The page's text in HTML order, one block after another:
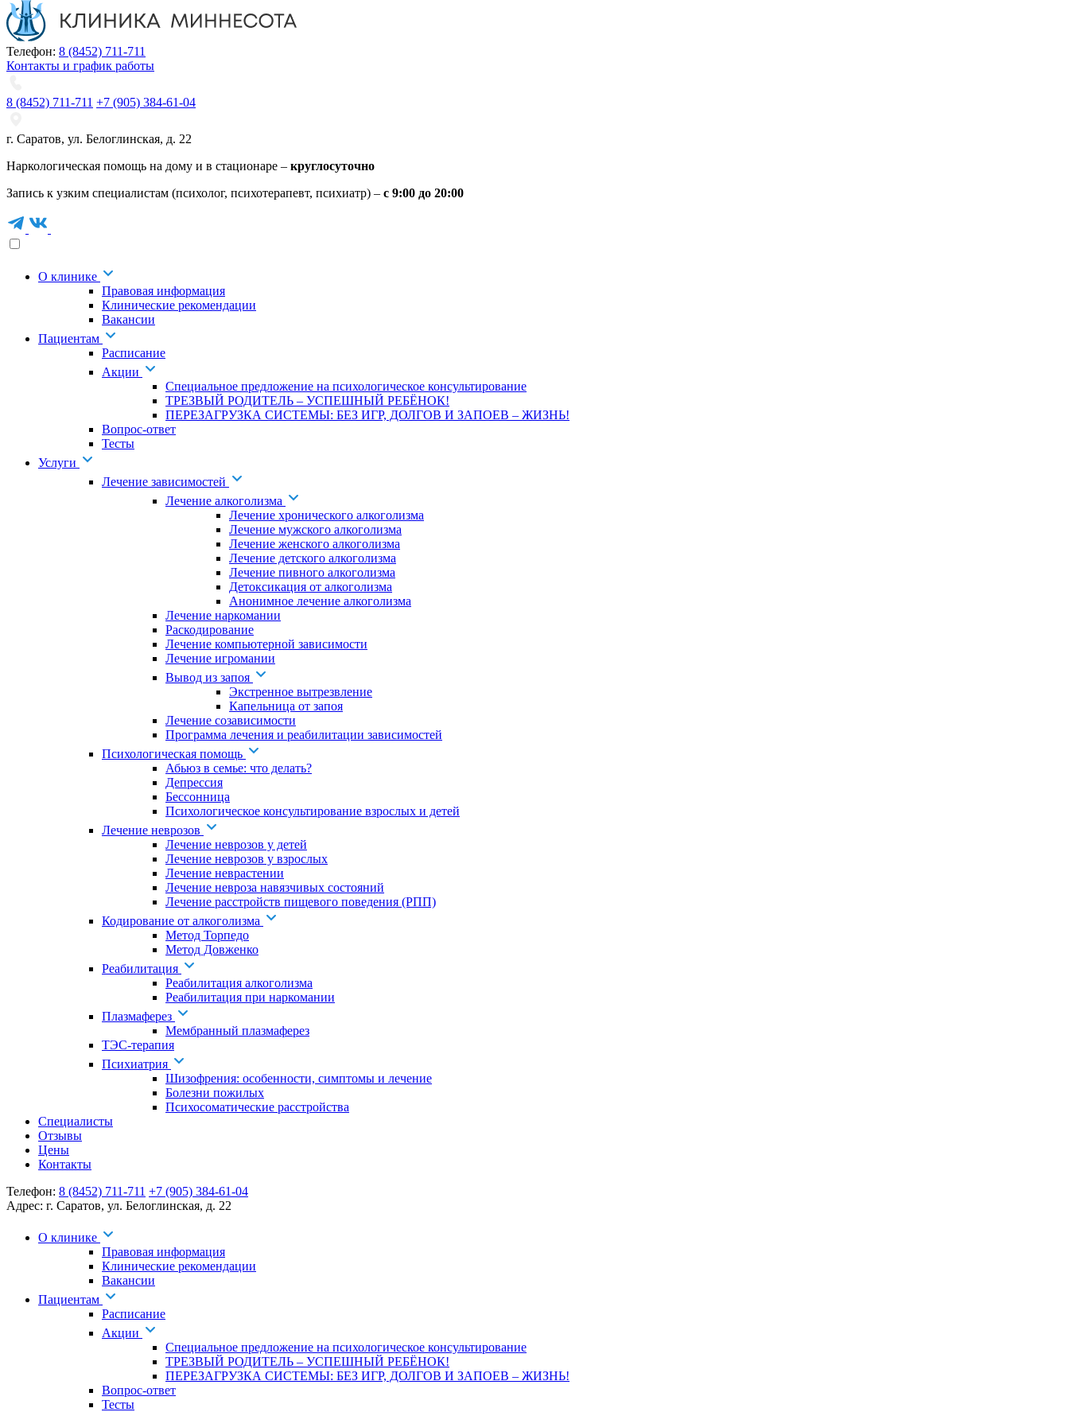
Телефон: 8 (8452) 711-711
Контакты и график работы
8 (8452) 711-711 +7 (905) 384-61-04
г. Саратов, ул. Белоглинская, д. 22
Наркологическая помощь на дому и в стационаре – круглосуточно
Запись к узким специалистам (психолог, психотерапевт, психиатр) – с 9:00 до 20:00
О клинике
Правовая информация
Клинические рекомендации
Вакансии
Пациентам
Расписание
Акции
Специальное предложение на психологическое консультирование
ТРЕЗВЫЙ РОДИТЕЛЬ – УСПЕШНЫЙ РЕБЁНОК!
ПЕРЕЗАГРУЗКА СИСТЕМЫ: БЕЗ ИГР, ДОЛГОВ И ЗАПОЕВ – ЖИЗНЬ!
Вопрос-ответ
Тесты
Услуги
Лечение зависимостей
Лечение алкоголизма
Лечение хронического алкоголизма
Лечение мужского алкоголизма
Лечение женского алкоголизма
Лечение детского алкоголизма
Лечение пивного алкоголизма
Детоксикация от алкоголизма
Анонимное лечение алкоголизма
Лечение наркомании
Раскодирование
Лечение компьютерной зависимости
Лечение игромании
Вывод из запоя
Экстренное вытрезвление
Капельница от запоя
Лечение созависимости
Программа лечения и реабилитации зависимостей
Психологическая помощь
Абьюз в семье: что делать?
Депрессия
Бессонница
Психологическое консультирование взрослых и детей
Лечение неврозов
Лечение неврозов у детей
Лечение неврозов у взрослых
Лечение неврастении
Лечение невроза навязчивых состояний
Лечение расстройств пищевого поведения (РПП)
Кодирование от алкоголизма
Метод Торпедо
Метод Довженко
Реабилитация
Реабилитация алкоголизма
Реабилитация при наркомании
Плазмаферез
Мембранный плазмаферез
ТЭС-терапия
Психиатрия
Шизофрения: особенности, симптомы и лечение
Болезни пожилых
Психосоматические расстройства
Специалисты
Отзывы
Цены
Контакты
Телефон: 8 (8452) 711-711 +7 (905) 384-61-04
Адрес: г. Саратов, ул. Белоглинская, д. 22
О клинике
Правовая информация
Клинические рекомендации
Вакансии
Пациентам
Расписание
Акции
Специальное предложение на психологическое консультирование
ТРЕЗВЫЙ РОДИТЕЛЬ – УСПЕШНЫЙ РЕБЁНОК!
ПЕРЕЗАГРУЗКА СИСТЕМЫ: БЕЗ ИГР, ДОЛГОВ И ЗАПОЕВ – ЖИЗНЬ!
Вопрос-ответ
Тесты